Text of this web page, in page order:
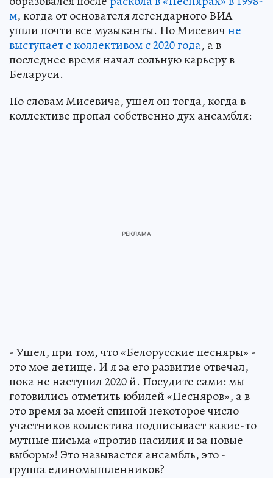
м, когда от основателя легендарного ВИА
ушли почти все музыканты. Но Мисевичне
выступает с коллективом с 2020 года, а в
последнее время начал сольную карьеру в
Беларуси.
По словам Мисевича, ушел он тогда, когда в
коллективе пропал собственно дух ансамбля:
- Ушел, при том, что «Белорусские песняры» -
это мое детище. И я за его развитие отвечал,
пока не наступил 2020 й. Посудите сами: мы
готовились отметить юбилей «Песняров», а в
это время за моей спиной некоторое число
участников коллектива подписывает какие-то
мутные письма «против насилия и за новые
выборы»! Это называется ансамбль, это -
группа единомышленников?